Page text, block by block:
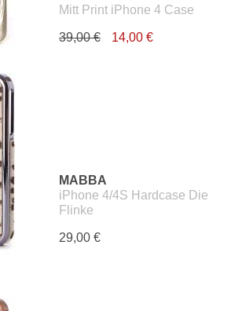
Mitt Print iPhone 4 Case
39,00 € 14,00 €
MABBA
iPhone 4/4S Hardcase Die
Flinke
29,00 €